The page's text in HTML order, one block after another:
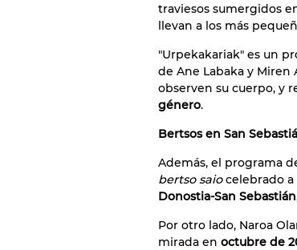
traviesos sumergidos
llevan a los más
"Urpekakariak" es un
de Ane Labaka y Miren
observen su cuerpo, y
género.
Bertsos en San
Además, el programa
bertso saiocelebrado a
Donostia-San Sebastián
Por otro lado, Naroa
mirada en octubre de